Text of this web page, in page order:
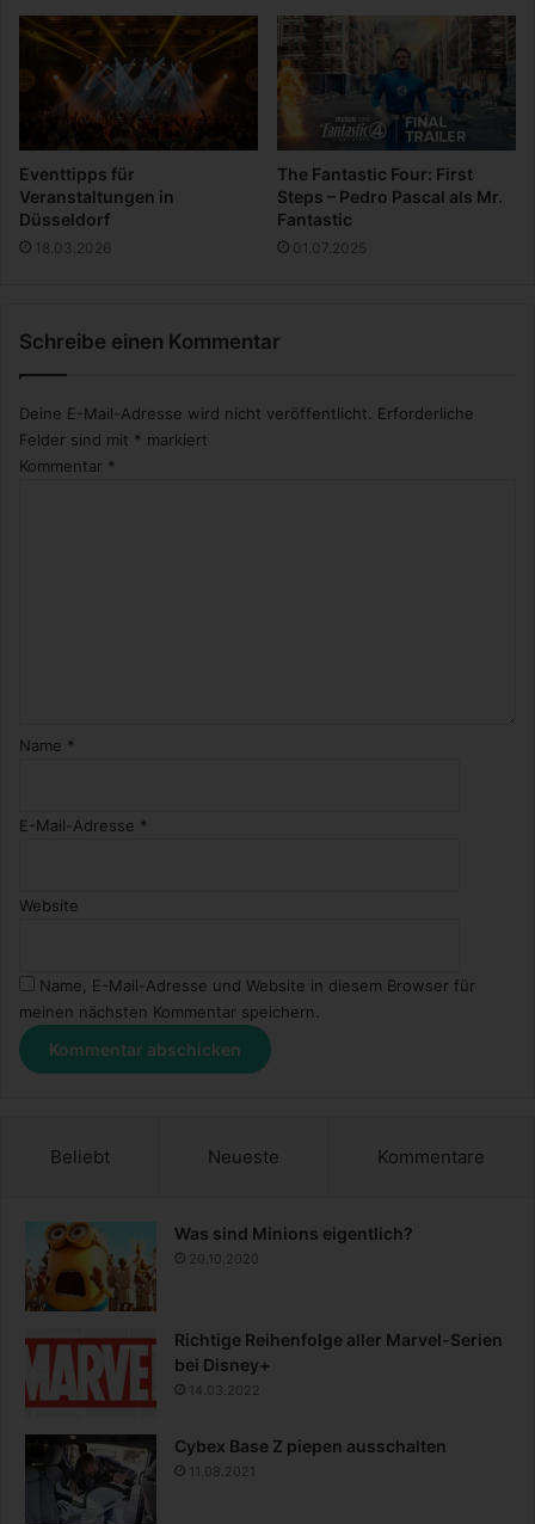
a
l
Eventtipps für
Veranstaltungen in
Düsseldorf
18.03.2026
The Fantastic Four: First
Steps – Pedro Pascal als Mr.
Fantastic
01.07.2025
Schreibe einen Kommentar
Deine E-Mail-Adresse wird nicht veröffentlicht.
Erforderliche
Felder sind mit * markiert
Kommentar *
Name *
E-Mail-Adresse *
Website
Name, E-Mail-Adresse und Website in diesem Browser für
meinen nächsten Kommentar speichern.
Beliebt Neueste Kommentare
Was sind Minions eigentlich?
20.10.2020
Richtige Reihenfolge aller Marvel-Serien
bei Disney+
14.03.2022
Cybex Base Z piepen ausschalten
11.08.2021